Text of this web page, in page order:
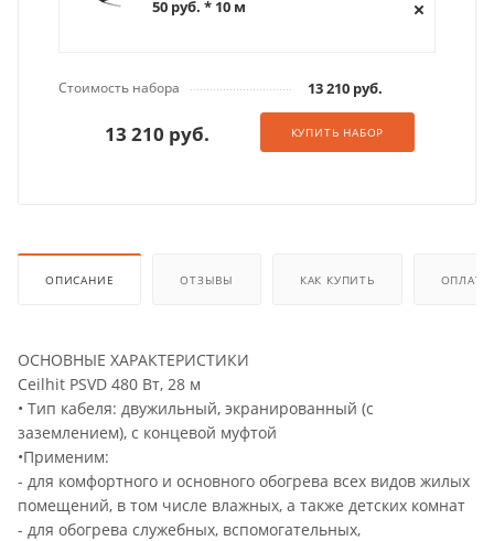
50 руб. * 10 м
Стоимость набора 13 210 руб.
13 210 руб. КУПИТЬ НАБОР
ОПИСАНИЕ ОТЗЫВЫ КАК КУПИТЬ ОПЛАТА
ОСНОВНЫЕ ХАРАКТЕРИСТИКИ
Ceilhit PSVD 480 Вт, 28 м
• Тип кабеля: двужильный, экранированный (с
заземлением), с концевой муфтой
•Применим:
- для комфортного и основного обогрева всех видов жилых
помещений, в том числе влажных, а также детских комнат
- для обогрева служебных, вспомогательных,